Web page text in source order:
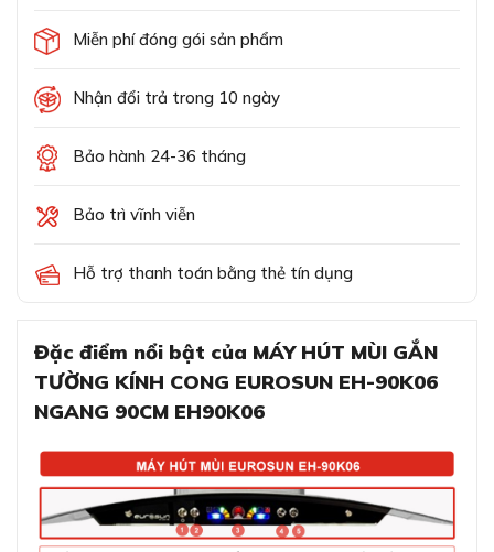
Miễn phí đóng gói sản phẩm
Nhận đổi trả trong 10 ngày
Bảo hành 24-36 tháng
Bảo trì vĩnh viễn
Hỗ trợ thanh toán bằng thẻ tín dụng
Đặc điểm nổi bật của MÁY HÚT MÙI GẮN
TƯỜNG KÍNH CONG EUROSUN EH-90K06
NGANG 90CM EH90K06